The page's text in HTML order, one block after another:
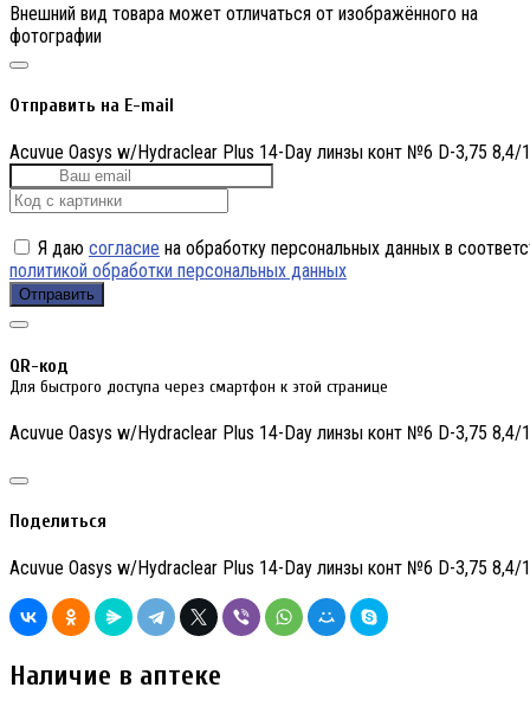
Внешний вид товара может отличаться от изображённого на
фотографии
Отправить на E-mail
Acuvue Oasys w/Hydraclear Plus 14-Day линзы конт №6 D-3,75 8,4/
Я даю согласие на обработку персональных данных в
политикой обработки персональных данных
Отправить
QR-код
Для быстрого доступа через смартфон к этой странице
Acuvue Oasys w/Hydraclear Plus 14-Day линзы конт №6 D-3,75 8,4/
Поделиться
Acuvue Oasys w/Hydraclear Plus 14-Day линзы конт №6 D-3,75 8,4/
Наличие в аптеке